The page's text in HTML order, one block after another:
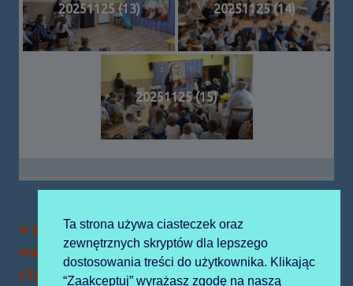
20251125 (13) 20251125 (14)
20251125 (15)
Nawigacja
wpisu
Poprzedni
artykół
2025-11-18
warsztaty
czytelnicze
Następny
artykół:
2025-12-05 mikołaj
Ta strona używa ciasteczek oraz
zewnętrznych skryptów dla lepszego
dostosowania treści do użytkownika. Klikając
“Zaakceptuj” wyrażasz zgodę na naszą